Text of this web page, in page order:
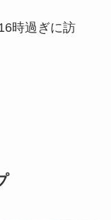
時過ぎに訪